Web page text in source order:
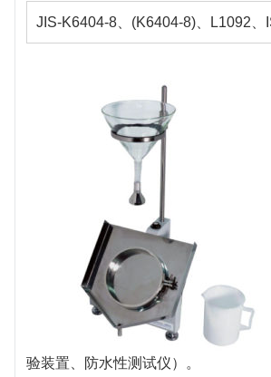
JIS-K6404-8、(K6404-8)、L1092、
验装置、防水性测试仪）。